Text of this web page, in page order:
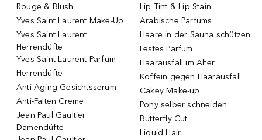
Rouge & Blush
Yves Saint Laurent Make-Up
Yves Saint Laurent
Herrendüfte
Yves Saint Laurent Parfum
Herrendüfte
Anti-Aging Gesichtsserum
Anti-Falten Creme
Jean Paul Gaultier
Damendüfte
Lip Tint & Lip Stain
Arabische Parfums
Haare in der Sauna schützen
Festes Parfum
Haarausfall im Alter
Koffein gegen Haarausfall
Cakey Make-up
Pony selber schneiden
Butterfly Cut
Liquid Hair